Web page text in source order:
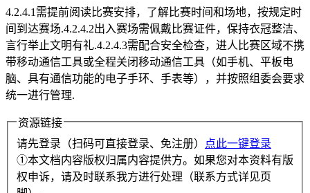
4.2.4.1需提前阅读比赛安排，了解比赛时间和场地，按规定时
间到达赛场.4.2.4.2出入赛场需佩戴比赛证件，保持衣冠整洁、
言行举止文明有礼.4.2.4.3需配合安全检查，进人比赛区域不携
带移动通信工具或全程关闭移动通信工具（如手机、平板电
脑、具有通信功能的电子手环、手表等），并按照组委会要求
统一进行管理.
资源链接
请先登录（扫码可直接登录、免注册）
点此一键登录
①本文档内容版权归属内容提供方。如果您对本资料有版
权申诉，请及时联系我方进行处理（联系方式详见页